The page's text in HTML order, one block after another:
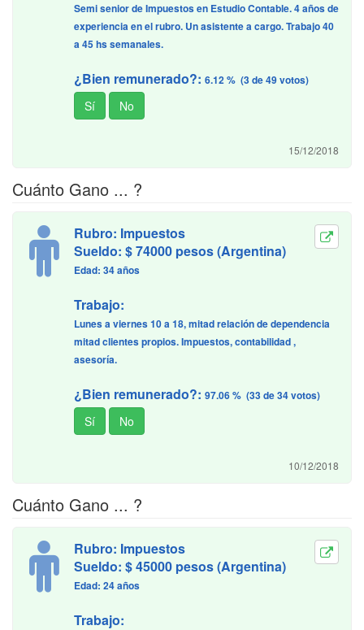
Semi senior de Impuestos en Estudio Contable. 4 años de
experiencia en el rubro. Un asistente a cargo. Trabajo 40
a 45 hs semanales.
¿Bien remunerado?: 6.12 % (3 de 49 votos)
15/12/2018
Cuánto Gano ... ?
Rubro: Impuestos
Sueldo: $ 74000 pesos (Argentina)
Edad: 34 años
Trabajo:
Lunes a viernes 10 a 18, mitad relación de dependencia
mitad clientes propios. Impuestos, contabilidad ,
asesoría.
¿Bien remunerado?: 97.06 % (33 de 34 votos)
10/12/2018
Cuánto Gano ... ?
Rubro: Impuestos
Sueldo: $ 45000 pesos (Argentina)
Edad: 24 años
Trabajo: